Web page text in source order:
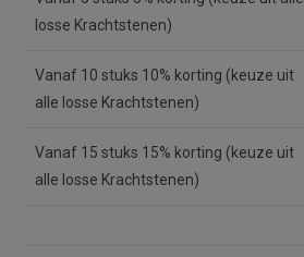
losse Krachtstenen)
Vanaf 10 stuks 10% korting (keuze uit
alle losse Krachtstenen)
Vanaf 15 stuks 15% korting (keuze uit
alle losse Krachtstenen)